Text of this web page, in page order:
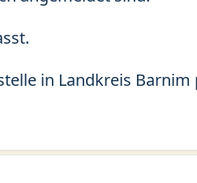
in Landkreis